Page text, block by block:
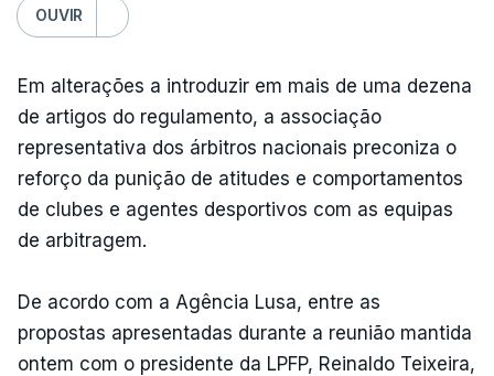
OUVIR
Em alterações a introduzir em mais de uma dezena
de artigos do regulamento, a associação
representativa dos árbitros nacionais preconiza o
reforço da punição de atitudes e comportamentos
de clubes e agentes desportivos com as equipas
de arbitragem.
De acordo com a Agência Lusa, entre as
propostas apresentadas durante a reunião mantida
ontem com o presidente da LPFP, Reinaldo Teixeira,